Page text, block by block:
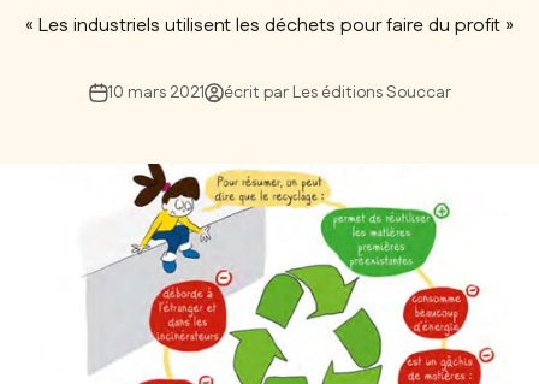
« Les industriels utilisent les déchets pour faire du profit »
10 mars 2021 écrit par Les éditions Souccar